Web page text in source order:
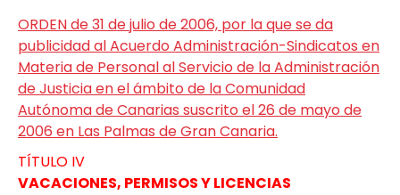
ORDEN de 31 de julio de 2006, por la que se da
publicidad al Acuerdo Administración-Sindicatos en
Materia de Personal al Servicio de la Administración
de Justicia en el ámbito de la Comunidad
Autónoma de Canarias suscrito el 26 de mayo de
2006 en Las Palmas de Gran Canaria.
TÍTULO IV
VACACIONES, PERMISOS Y LICENCIAS